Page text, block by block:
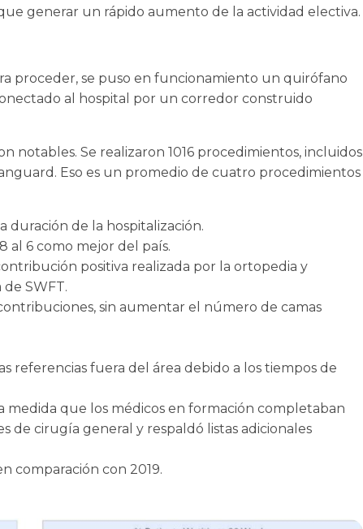
generar un rápido aumento de la actividad electiva.
proceder, se puso en funcionamiento un quirófano
al hospital por un corredor construido
notables. Se realizaron 1016 procedimientos, incluidos
Eso es un promedio de cuatro procedimientos
duración de la hospitalización.
al 6 como mejor del país.
positiva realizada por la ortopedia y
SWFT.
sin aumentar el número de camas
referencias fuera del área debido a los tiempos de
que los médicos en formación completaban
de cirugía general y respaldó listas adicionales
comparación con 2019.